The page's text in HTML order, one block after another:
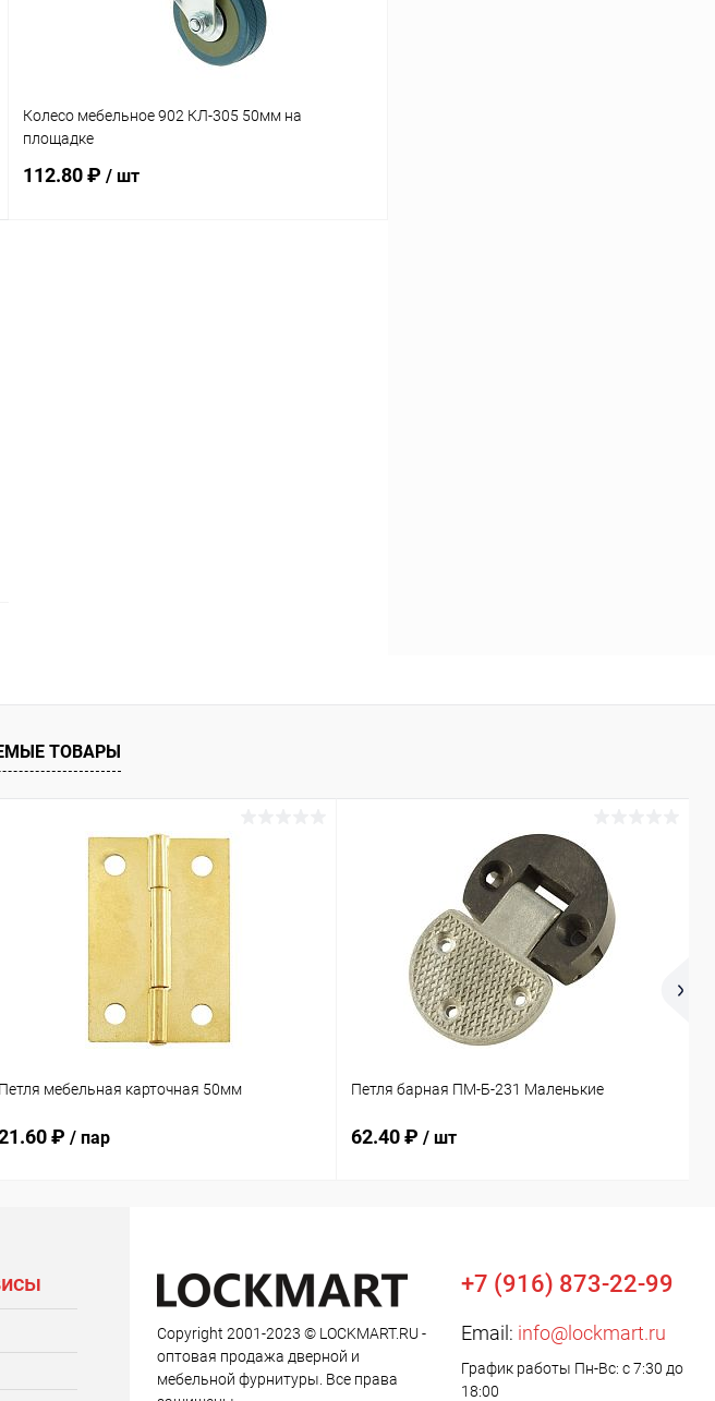
Колесо мебельное 902 КЛ-305 50мм на
площадке
112.80 ₽ / шт
ТОВАРЫ
Петля мебельная карточная 50мм
₽ / пар
Петля барная ПМ-Б-231 Маленькие
62.40 ₽ / шт
Copyright 2001-2023 © LOCKMART.RU -
оптовая продажа дверной и
мебельной фурнитуры. Все права
+7 (916) 873-22-99
Email: info@lockmart.ru
График работы Пн-Вс: с 7:30 до
18:00